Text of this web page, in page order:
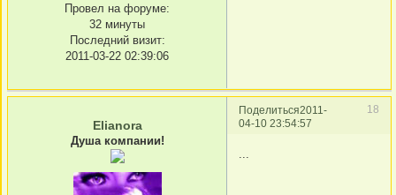
Провел на форуме:
32 минуты
Последний визит:
2011-03-22 02:39:06
Поделиться 18
2011-
04-10 23:54:57
Elianora
Душа компании!
...